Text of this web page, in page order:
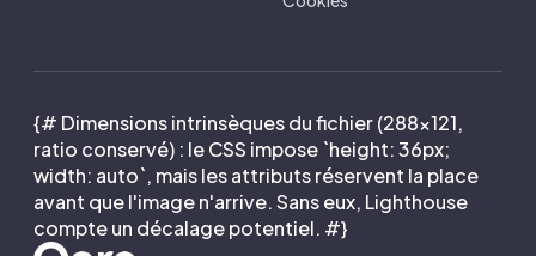
{# Dimensions intrinsèques du fichier (288×121,
ratio conservé) : le CSS impose `height: 36px;
width: auto`, mais les attributs réservent la place
avant que l'image n'arrive. Sans eux, Lighthouse
compte un décalage potentiel. #}